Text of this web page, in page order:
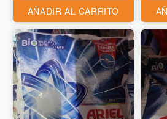
AÑADIR AL CARRITO